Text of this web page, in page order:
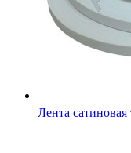
Лента